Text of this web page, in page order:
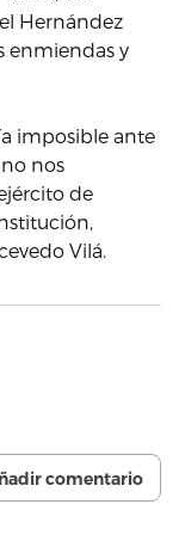
Hernández
enmiendas y
imposible ante
nos
de
Vilá.
comentario